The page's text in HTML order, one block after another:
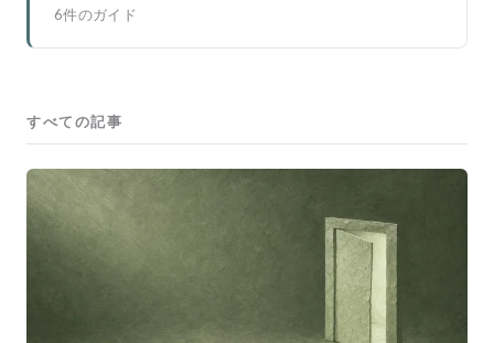
6件のガイド
すべての記事